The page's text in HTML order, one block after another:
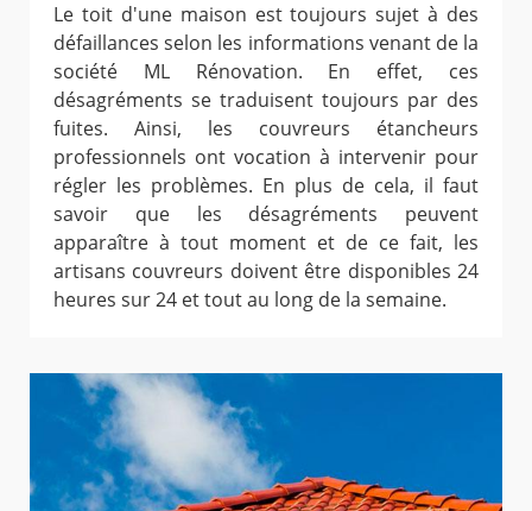
Le toit d'une maison est toujours sujet à des
défaillances selon les informations venant de la
société ML Rénovation. En effet, ces
désagréments se traduisent toujours par des
fuites. Ainsi, les couvreurs étancheurs
professionnels ont vocation à intervenir pour
régler les problèmes. En plus de cela, il faut
savoir que les désagréments peuvent
apparaître à tout moment et de ce fait, les
artisans couvreurs doivent être disponibles 24
heures sur 24 et tout au long de la semaine.